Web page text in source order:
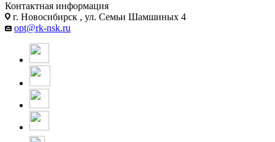
Контактная информация
г. Новосибирск , ул. Семьи Шамшиных 4
opt@rk-nsk.ru